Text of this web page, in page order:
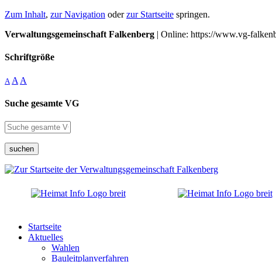
Zum Inhalt, zur Navigation oderzur Startseite springen.
Verwaltungsgemeinschaft Falkenberg | Online: https://www.vg-
Schriftgröße
A A A
Suche gesamte VG
suchen
Startseite
Aktuelles
Wahlen
Bauleitplanverfahren